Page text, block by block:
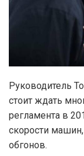
Руководитель
стоит ждать
регламента в
скорости
обгонов.